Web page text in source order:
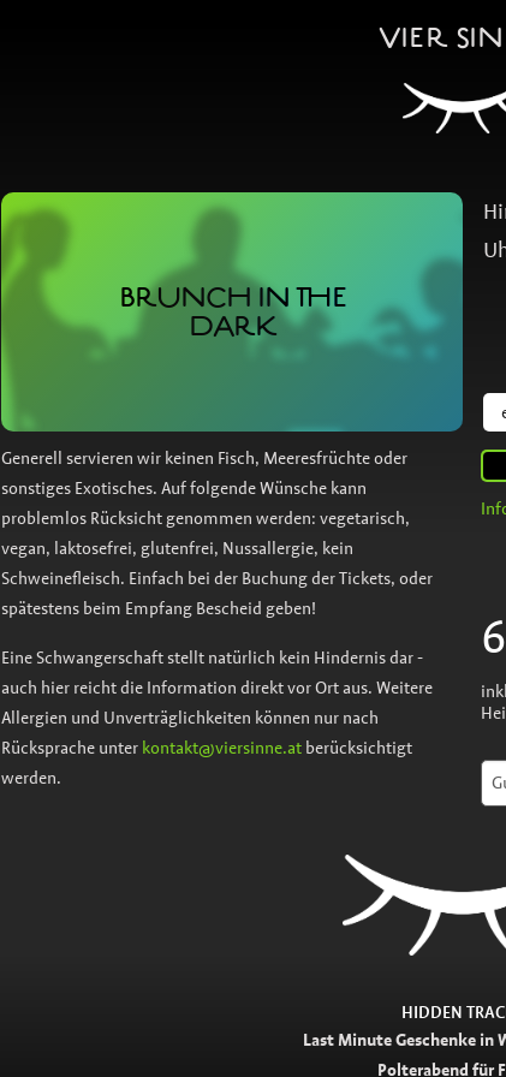
VIER
BRUNCH IN THE
DARK
Generell servieren wir keinen Fisch, Meeresfrüchte oder
sonstiges Exotisches. Auf folgende Wünsche kann
problemlos Rücksicht genommen werden: vegetarisch,
vegan, laktosefrei, glutenfrei, Nussallergie, kein
Schweinefleisch. Einfach bei der Buchung der Tickets, oder
spätestens beim Empfang Bescheid geben!
Eine Schwangerschaft stellt natürlich kein Hindernis dar -
auch hier reicht die Information direkt vor Ort aus. Weitere
Allergien und Unverträglichkeiten können nur nach
Rücksprache unter kontakt@viersinne.at berücksichtigt
werden.
HIDDEN
Last Minute Geschenke in
Polterabend für